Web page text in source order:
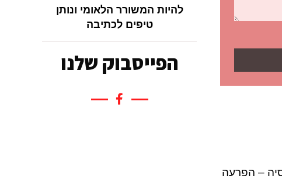
– הפרעה
להיות המשורר הלאומי ונותן
טיפים לכתיבה
הפייסבוק שלנו